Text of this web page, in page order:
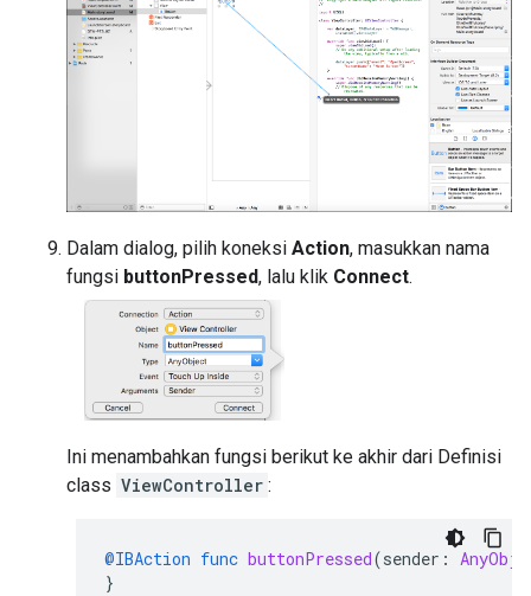
Dalam dialog, pilih koneksi Action, masukkan nama
fungsi buttonPressed, lalu klik Connect.
Ini menambahkan fungsi berikut ke akhir dari Definisi
class ViewController :
@IBAction func buttonPressed(sender :
}